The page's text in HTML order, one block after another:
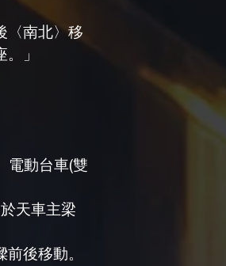
〈南北〉移
」
電動台車(雙
天車主梁
後移動。